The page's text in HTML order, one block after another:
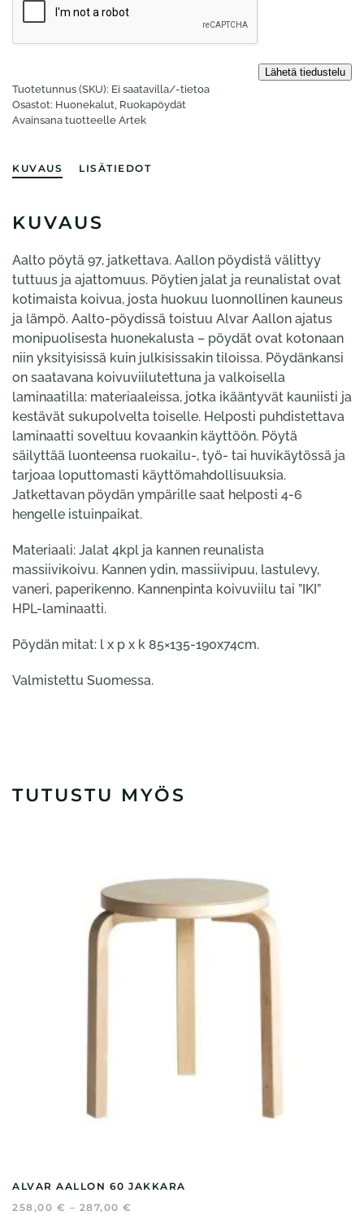
Tuotetunnus (SKU): Ei saatavilla/-tietoa
Osastot: Huonekalut, Ruokapöydät
Avainsana tuotteelle Artek
KUVAUS LISÄTIEDOT
KUVAUS
Aalto pöytä 97, jatkettava. Aallon pöydistä välittyy
tuttuus ja ajattomuus. Pöytien jalat ja reunalistat ovat
kotimaista koivua, josta huokuu luonnollinen kauneus
ja lämpö. Aalto-pöydissä toistuu Alvar Aallon ajatus
monipuolisesta huonekalusta – pöydät ovat kotonaan
niin yksityisissä kuin julkisissakin tiloissa. Pöydänkansi
on saatavana koivuviilutettuna ja valkoisella
laminaatilla: materiaaleissa, jotka ikääntyvät kauniisti ja
kestävät sukupolvelta toiselle. Helposti puhdistettava
laminaatti soveltuu kovaankin käyttöön. Pöytä
säilyttää luonteensa ruokailu-, työ- tai huvikäytössä ja
tarjoaa loputtomasti käyttömahdollisuuksia.
Jatkettavan pöydän ympärille saat helposti 4-6
hengelle istuinpaikat.
Materiaali: Jalat 4kpl ja kannen reunalista
massiivikoivu. Kannen ydin, massiivipuu, lastulevy,
vaneri, paperikenno. Kannenpinta koivuviilu tai ”IKI”
HPL-laminaatti.
Pöydän mitat: l x p x k 85×135-190x74cm.
Valmistettu Suomessa.
TUTUSTU MYÖS
ALVAR AALLON 60 JAKKARA
258,00 € – 287,00 €